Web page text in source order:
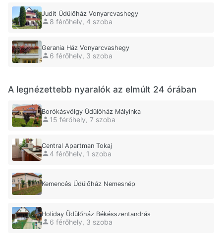
Judit Üdülőház Vonyarcvashegy
8 férőhely, 4 szoba
Gerania Ház Vonyarcvashegy
6 férőhely, 3 szoba
A legnézettebb nyaralók az elmúlt 24 órában
Borókásvölgy Üdülőház Mályinka
15 férőhely, 7 szoba
Central Apartman Tokaj
4 férőhely, 1 szoba
Kemencés Üdülőház Nemesnép
Holiday Üdülőház Békésszentandrás
6 férőhely, 3 szoba